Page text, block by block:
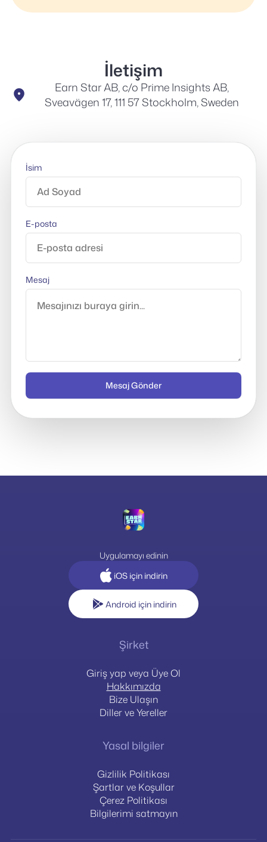
İletişim
Earn Star AB, c/o Prime Insights AB,
Sveavägen 17, 111 57 Stockholm, Sweden
İsim
E-posta
Mesaj
Mesaj Gönder
Uygulamayı edinin
iOS için indirin
Android için indirin
Şirket
Giriş yap veya Üye Ol
Hakkımızda
Bize Ulaşın
Diller ve Yereller
Yasal bilgiler
Gizlilik Politikası
Şartlar ve Koşullar
Çerez Politikası
Bilgilerimi satmayın